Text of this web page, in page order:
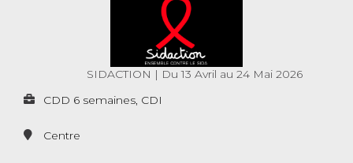
SIDACTION | Du 13 Avril au 24 Mai 2026
CDD 6 semaines, CDI
Centre